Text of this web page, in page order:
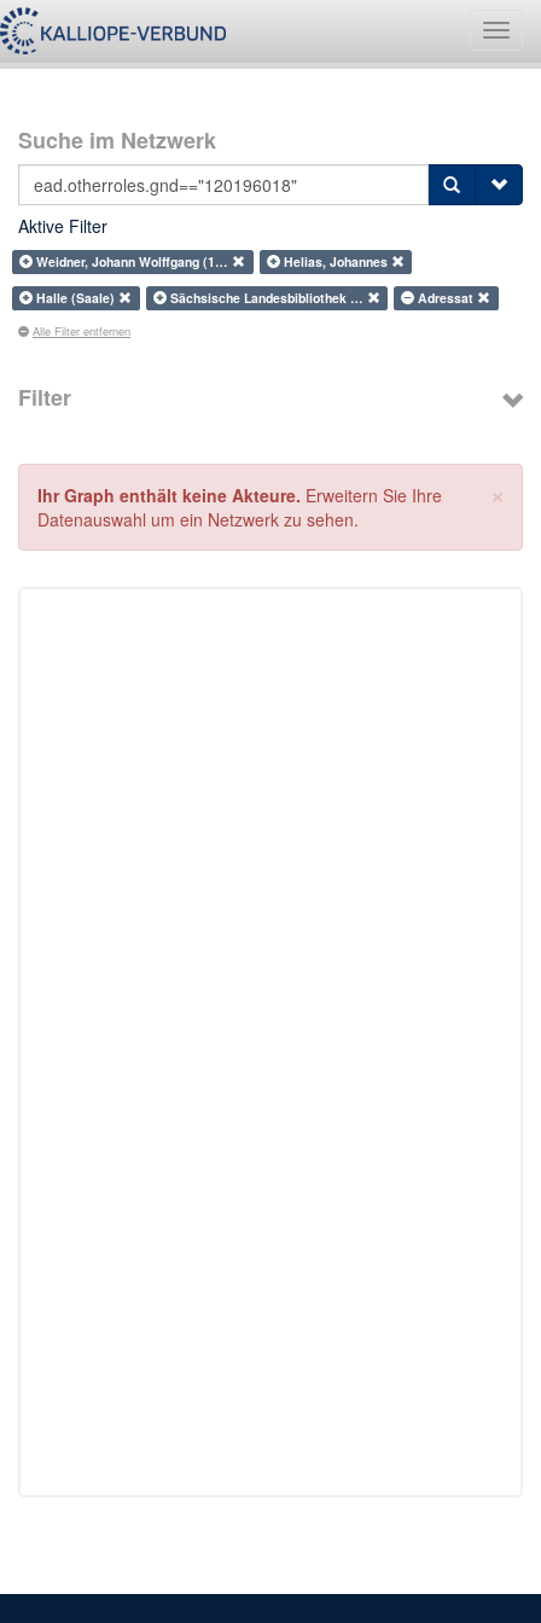
Suche im Netzwerk
Aktive Filter
Weidner, Johann Wolffgang (1…
Helias, Johannes
Halle (Saale)
Sächsische Landesbibliothek … Adressat
Alle Filter entfernen
Filter
×
Ihr Graph enthält keine Akteure. Erweitern Sie Ihre
Datenauswahl um ein Netzwerk zu sehen.